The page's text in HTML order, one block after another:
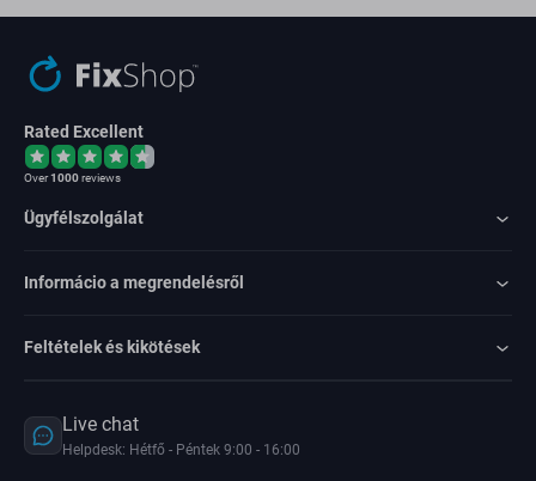
Rated Excellent
Over1000reviews
Ügyfélszolgálat
Informácio a megrendelésről
Feltételek és kikötések
Live chat
Helpdesk: Hétfő - Péntek 9:00 - 16:00